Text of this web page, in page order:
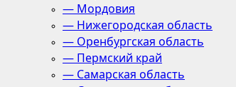
— Мордовия
— Нижегородская область
— Оренбургская область
— Пермский край
— Самарская область